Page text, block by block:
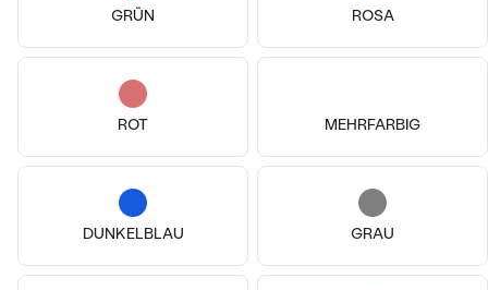
GRÜN ROSA
ROT MEHRFARBIG
DUNKELBLAU GRAU
14k 14k 14k